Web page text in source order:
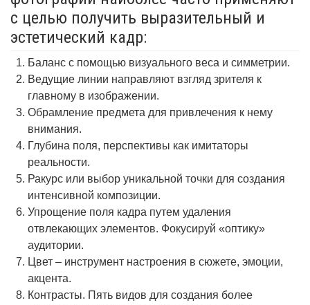
с целью получить выразительный и
эстетический кадр:
Баланс с помощью визуального веса и симметрии.
Ведущие линии направляют взгляд зрителя к
главному в изображении.
Обрамление предмета для привлечения к нему
внимания.
Глубина поля, перспективы как имитаторы
реальности.
Ракурс или выбор уникальной точки для создания
интенсивной композиции.
Упрощение поля кадра путем удаления
отвлекающих элементов. Фокусируй «оптику»
аудитории.
Цвет – инструмент настроения в сюжете, эмоции,
акцента.
Контрасты. Пять видов для создания более